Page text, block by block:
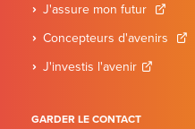
J'assure mon futur
Concepteurs d'avenirs
J'investis l'avenir
GARDER LE CONTACT